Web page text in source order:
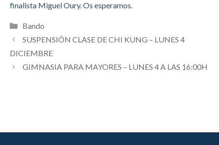
finalista Miguel Oury. Os esperamos.
Categorías
Bando
SUSPENSIÓN CLASE DE CHI KUNG – LUNES 4
DICIEMBRE
GIMNASIA PARA MAYORES – LUNES 4 A LAS 16:00H